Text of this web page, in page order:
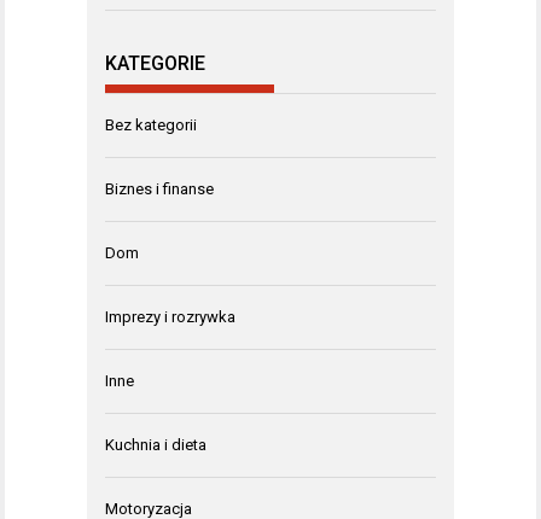
KATEGORIE
Bez kategorii
Biznes i finanse
Dom
Imprezy i rozrywka
Inne
Kuchnia i dieta
Motoryzacja